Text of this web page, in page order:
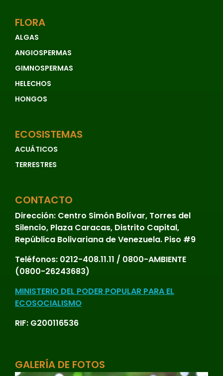
FLORA
ALGAS
ANGIOSPERMAS
GIMNOSPERMAS
HELECHOS
HONGOS
ECOSISTEMAS
ACUÁTICOS
TERRESTRES
CONTACTO
Dirección: Centro Simón Bolívar, Torres del
Silencio, Plaza Caracas, Distrito Capital,
República Bolivariana de Venezuela. Piso #9
Teléfonos: 0212-408.11.11 / 0800-AMBIENTE
(0800-26243683)
MINISTERIO DEL PODER POPULAR PARA EL
ECOSOCIALISMO
RIF: G200116536
GALERÍA DE FOTOS